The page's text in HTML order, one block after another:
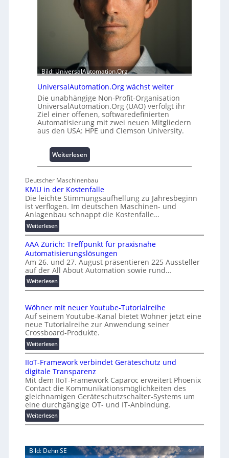
t
b
a
u
h
e
m
m
n
i
e
c
h
a
f
e
i
0
u
n
d
4
0
A
Bild: UniversalAutomation.Org
UniversalAutomation.Org wächst weiter
Die unabhängige Non-Profit-Organisation
UniversalAutomation.Org (UAO) verfolgt ihr
Ziel einer offenen, softwaredefinierten
Automatisierung mit zwei neuen Mitgliedern
aus den USA: HPE und Clemson University.
Weiterlesen
U
i
v
e
r
l
A
u
t
m
i
o
O
r
g
w
ä
c
s
w
e
Deutscher Maschinenbau
KMU in der Kostenfalle
Die leichte Stimmungsaufhellung zu Jahresbeginn
ist verflogen. Im deutschen Maschinen- und
Anlagenbau schnappt die Kostenfalle…
Weiterlesen:
K
M
U
i
n
d
e
K
o
s
t
e
n
f
a
l
l
e
AAA Zürich: Treffpunkt für praxisnahe
Automatisierungslösungen
Am 26. und 27. August präsentieren 225 Aussteller
auf der All About Automation sowie rund…
Weiterlesen:
A
A
Z
ü
r
i
c
h
:
T
r
e
f
f
p
n
k
Wöhner mit neuer Youtube-Tutorialreihe
Auf seinem Youtube-Kanal bietet Wöhner jetzt eine
neue Tutorialreihe zur Anwendung seiner
Crossboard-Produkte.
Weiterlesen:
W
ö
h
n
e
r
m
i
t
e
u
IIoT-Framework verbindet Geräteschutz und
digitale Transparenz
Mit dem IIoT-Framework Caparoc erweitert Phoenix
Contact die Kommunikationsmöglichkeiten des
gleichnamigen Geräteschutzschalter-Systems um
eine durchgängige OT- und IT-Anbindung.
Weiterlesen:
I
T
Bild: Dehn SE